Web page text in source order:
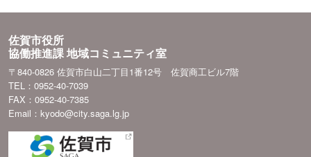
佐賀市役所
協働推進課 地域コミュニティ室
〒840-0826 佐賀市白山二丁目1番12号 佐賀商工ビル7階
TEL：0952-40-7039
FAX：0952-40-7385
Email：kyodo@city.saga.lg.jp